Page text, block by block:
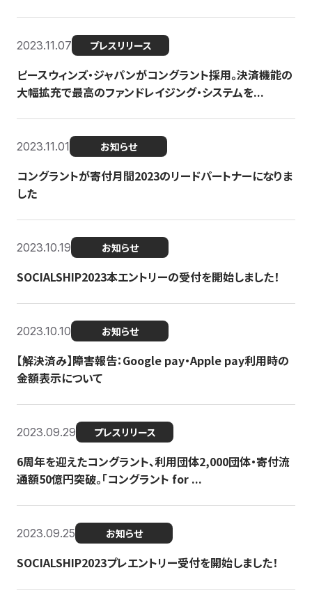
2023.11.07 プレスリリース
ピースウィンズ・ジャパンがコングラント採用。決済機能の
大幅拡充で最高のファンドレイジング・システムを...
2023.11.01 お知らせ
コングラントが寄付月間2023のリードパートナーになりま
した
2023.10.19 お知らせ
SOCIALSHIP2023本エントリーの受付を開始しました！
2023.10.10 お知らせ
【解決済み】障害報告：Google pay・Apple pay利用時の
金額表示について
2023.09.29 プレスリリース
6周年を迎えたコングラント、利用団体2,000団体・寄付流
通額50億円突破。「コングラント for ...
2023.09.25 お知らせ
SOCIALSHIP2023プレエントリー受付を開始しました！